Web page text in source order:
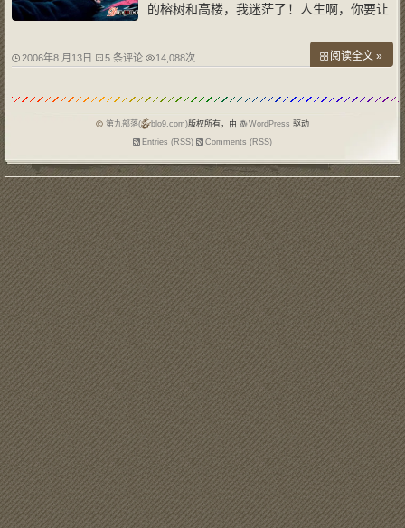
的榕树和高楼，我迷茫了！人生啊，你要让
跌荡荡的旅程，何时才步到我心灵的归宿？
己此时无意间想起的过去、现在和将来。
2006年8 月13日 5 条评论 14,088次 阅读全文 »
第九部落( blo9.com)版权所有，由 WordPress 驱动
Entries (RSS)
Comments (RSS)